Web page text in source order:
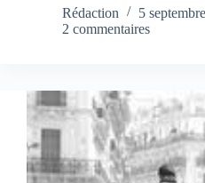
Rédaction
5
2 commentaires